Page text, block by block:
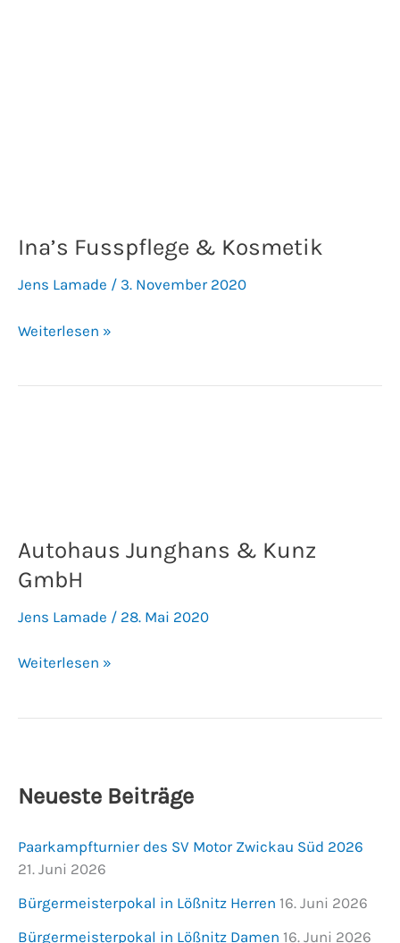
Ina’s Fusspflege & Kosmetik
Jens Lamade / 3. November 2020
Weiterlesen »
Autohaus Junghans & Kunz
GmbH
Jens Lamade / 28. Mai 2020
Weiterlesen »
Neueste Beiträge
Paarkampfturnier des SV Motor Zwickau Süd 2026
21. Juni 2026
Bürgermeisterpokal in Lößnitz Herren 16. Juni 2026
Bürgermeisterpokal in Lößnitz Damen 16. Juni 2026